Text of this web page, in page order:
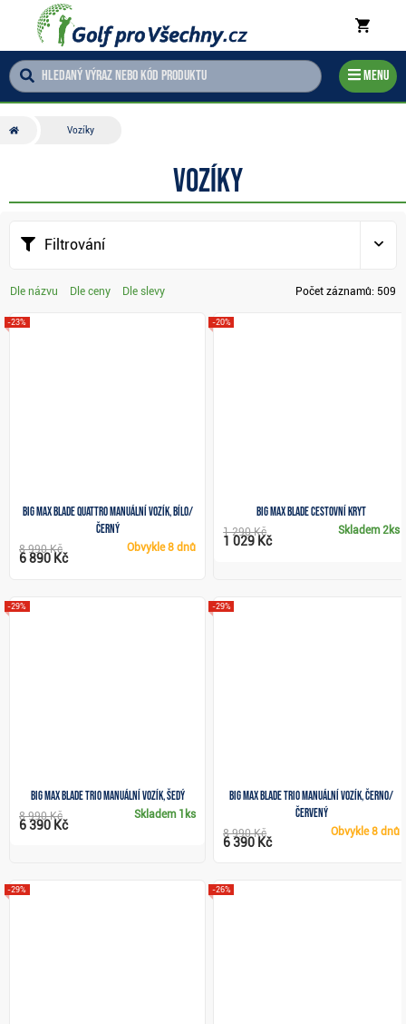
Menu
Vozíky
Vozíky
Filtrování
Dle názvu Dle ceny Dle slevy Počet záznamů: 509
Big Max Blade Quattro manuální vozík, bílo/
černý
-23%
Obvykle8 dnů
8 990 Kč
6 890 Kč
Big Max Blade cestovní kryt
-20%
Skladem2ks
1 290 Kč
1 029 Kč
Big Max Blade Trio manuální vozík, šedý
-29%
Skladem 1ks
8 990 Kč
6 390 Kč
Big Max Blade Trio manuální vozík, černo/
červený
-29%
Obvykle8 dnů
8 990 Kč
6 390 Kč
-29% -26%